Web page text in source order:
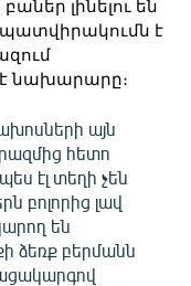
լինելու են
է
է նախարարը։
այն
հետո
էլ տեղի չեն
բոլորից լավ
են
ձեռք բերմանն